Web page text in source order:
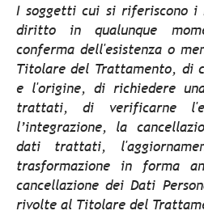
I soggetti cui si riferiscono i
diritto in qualunque
conferma dell'esistenza o
Titolare del Trattamento, di
e l'origine, di richiedere
trattati, di verificarne
l’integrazione, la
dati trattati,
trasformazione in forma
cancellazione dei Dati
rivolte al Titolare del